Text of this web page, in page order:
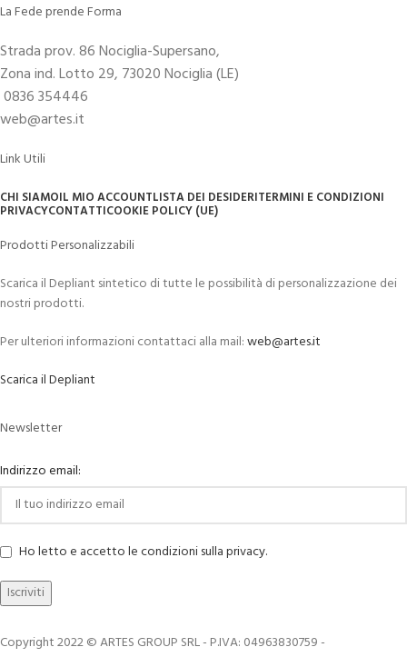
La Fede prende Forma
Strada prov. 86 Nociglia-Supersano,
Zona ind. Lotto 29, 73020 Nociglia (LE)
0836 354446
web@artes.it
Link Utili
CHI SIAMOIL MIO ACCOUNTLISTA DEI DESIDERITERMINI E CONDIZIONI
PRIVACYCONTATTICOOKIE POLICY (UE)
Prodotti Personalizzabili
Scarica il Depliant sintetico di tutte le possibilità di personalizzazione dei
nostri prodotti.
Per ulteriori informazioni contattaci alla mail:web@artes.it
Scarica il Depliant
Newsletter
Indirizzo email:
Ho letto e accetto le condizioni sulla privacy.
Copyright 2022 © ARTES GROUP SRL - P.IVA: 04963830759 -